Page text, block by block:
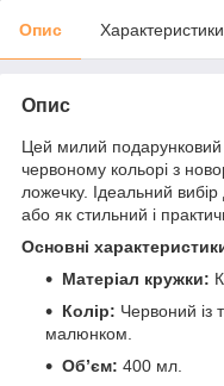
Опис Характеристики
Опис
Цей милий подарунковий
червоному кольорі з
ложечку. Ідеальний
або як стильний і
Основні
Матеріал кружки:
Колір: Червоний із
малюнком.
Об’єм: 400 мл.